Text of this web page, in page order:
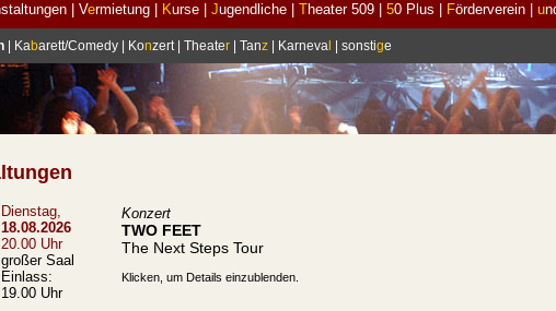
Vermietung Kurse Jugendliche Theater 509 50 Plus Förderverein u
Kabarett/Comedy Konzert Theater Tanz Karneva sonstige
Dienstag,
18.08.2026
20.00 Uhr
großer Saal
Einlass:
19.00 Uhr
Konzert
TWO FEET
The Next Steps Tour
Klicken, um Details einzublenden.